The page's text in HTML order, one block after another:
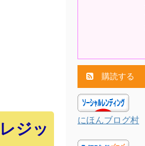
ジッ
購読する
にほんブログ村